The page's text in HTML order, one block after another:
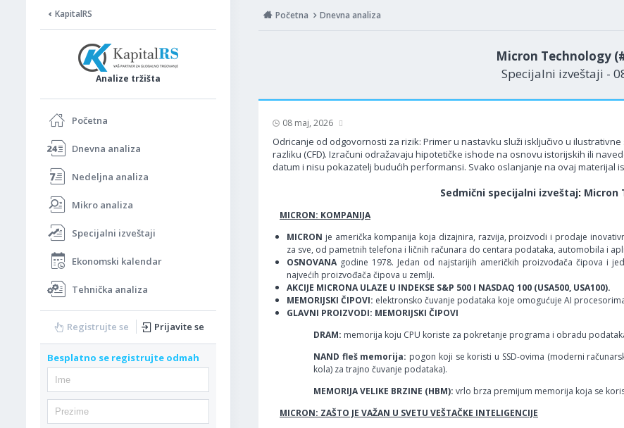
KapitalRS
Analize tržišta
Početna
Dnevna analiza
Nedeljna analiza
Mikro analiza
Specijalni izveštaji
Ekonomski kalendar
Tehnička analiza
Registrujte se Prijavite se
Besplatno se registrujte odmah
Početna Dnevna analiza
Micron Technology
Specijalni izveštaji -
08 maj, 2026
Odricanje od odgovornosti za rizik: Primer u nastavku služi isključivo u
razliku (CFD). Izračuni odražavaju hipotetičke ishode na osnovu istorijskih ili
datum i nisu pokazatelj budućih performansi. Svako oslanjanje na ovaj materijal
Sedmični specijalni izveštaj: Micron
MICRON: KOMPANIJA
MICRON je američka kompanija koja dizajnira, razvija, proizvodi i prodaje
za sve, od pametnih telefona i ličnih računara do centara podataka, automobila i
OSNOVANA godine 1978. Jedan od najstarijih američkih proizvođača čipova i
najvećih proizvođača čipova u zemlji.
AKCIJE MICRONA ULAZE U INDEKSE S&P 500 I NASDAQ 100 (USA500, USA100).
MEMORIJSKI ČIPOVI: elektronsko čuvanje podataka koje omogućuje AI
GLAVNI PROIZVODI: MEMORIJSKI ČIPOVI
DRAM: memorija koju CPU koriste za pokretanje programa i obradu
NAND fleš memorija: pogon koji se koristi u SSD-ovima (moderni
kola) za trajno čuvanje podataka).
MEMORIJA VELIKE BRZINE (HBM): vrlo brza premijum memorija koja se
MICRON: ZAŠTO JE VAŽAN U SVETU VEŠTAČKE INTELIGENCIJE